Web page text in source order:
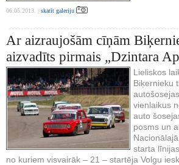
06.05.2013. | skatīt galeriju
Ar aizraujošām cīņām
aizvadīts pirmais „Dzintara
Lieliskos
Biķernieku
vienlaikus
auto
posms un
starta
no kuriem visvairāk – 21 – startēja Volgu